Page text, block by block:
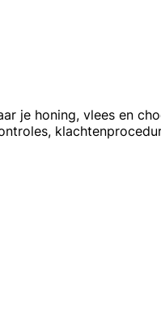
je honing, vlees en